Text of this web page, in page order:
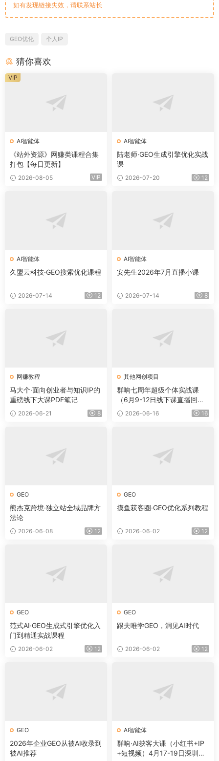
如有发现链接失效，请联系站长
GEO优化 个人IP
猜你喜欢
AI智能体
《站外资源》网赚类课程合集
打包【每日更新】
2026-08-05 VIP
VIP
AI智能体
陆老师·GEO生成引擎优化实战
课
2026-07-20 12
AI智能体
久盟云科技·GEO搜索优化课程
2026-07-14 12
AI智能体
安先生2026年7月直播小课
2026-07-14 8
网赚教程
马大个·面向创业者与知识IP的
重磅线下大课PDF笔记
2026-06-21 8
其他网创项目
群响七周年超级个体实战课
（6月9-12日线下课直播回
放）2026-06-16 16
GEO
熊杰克跨境·独立站全域品牌方
法论
2026-06-08 12
GEO
摸鱼获客圈·GEO优化系列教程
2026-06-02 12
GEO
范式AI·GEO生成式引擎优化入
门到精通实战课程
2026-06-02 12
GEO
跟夫唯学GEO，洞见AI时代
2026-06-02 12
GEO
2026年企业GEO从被AI收录到
被AI推荐
AI智能体
群响·AI获客大课（小红书+IP
+短视频）4月17-19日深圳线